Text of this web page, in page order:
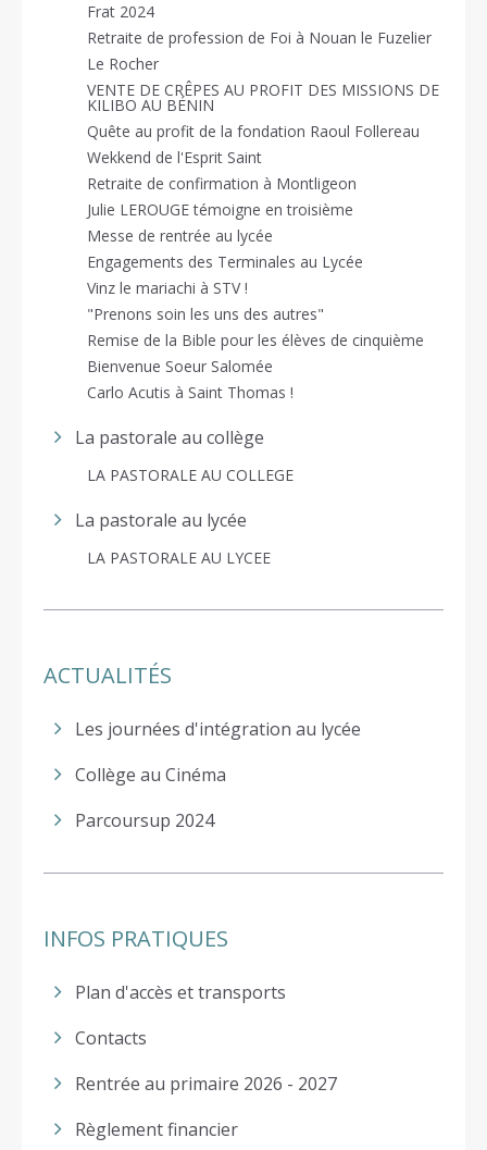
Frat 2024
Retraite de profession de Foi à Nouan le Fuzelier
Le Rocher
VENTE DE CRÊPES AU PROFIT DES MISSIONS DE
KILIBO AU BÉNIN
Quête au profit de la fondation Raoul Follereau
Wekkend de l'Esprit Saint
Retraite de confirmation à Montligeon
Julie LEROUGE témoigne en troisième
Messe de rentrée au lycée
Engagements des Terminales au Lycée
Vinz le mariachi à STV !
"Prenons soin les uns des autres"
Remise de la Bible pour les élèves de cinquième
Bienvenue Soeur Salomée
Carlo Acutis à Saint Thomas !
La pastorale au collège
LA PASTORALE AU COLLEGE
La pastorale au lycée
LA PASTORALE AU LYCEE
ACTUALITÉS
Les journées d'intégration au lycée
Collège au Cinéma
Parcoursup 2024
INFOS PRATIQUES
Plan d'accès et transports
Contacts
Rentrée au primaire 2026 - 2027
Règlement financier